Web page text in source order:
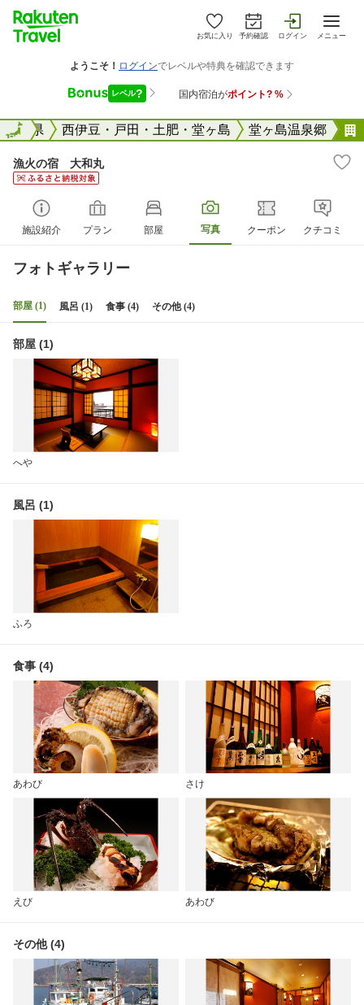
お気に入り 予約確認 ログイン メニュー
静岡県 西伊豆・戸田・土肥・堂ヶ島 堂ヶ島温泉郷
全国
漁火の宿 大和丸
施設紹介 プラン 部屋 写真 クーポン クチコミ
フォトギャラリー
部屋 (1) 風呂 (1) 食事 (4) その他 (4)
部屋 (1)
へや
風呂 (1)
ふろ
食事 (4)
あわび さけ
えび あわび
その他 (4)